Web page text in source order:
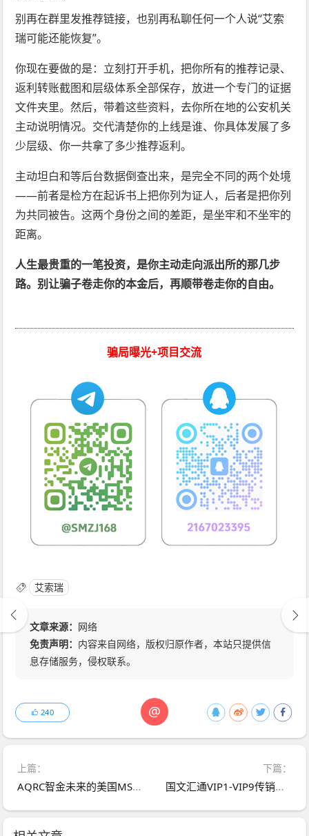
别再在群里发推荐链接，也别再私聊任何一个人说“艾索
瑞可能还能恢复”。
你现在要做的是：立刻打开手机，把你所有的推荐记录、
返利转账截图和层级体系全部保存，放进一个专门的证据
文件夹里。然后，带着这些资料，去你所在地的公安机关
主动说明情况。交代清楚你的上线是谁、你具体发展了多
少层级、你一共拿了多少推荐返利。
主动坦白和等后台数据倒查出来，是完全不同的两个处境
——前者是检方在起诉书上把你列为证人，后者是把你列
为共同被告。这两个身份之间的差距，是坐牢和不坐牢的
距离。
人生最贵重的一笔投资，是你主动走向派出所的那几步
路。别让骗子卷走你的本金后，再顺带卷走你的自由。
骗局曝光+项目交流
艾索瑞
文章来源： 网络
免责声明： 内容来自网络，版权归原作者，本站只提供信
息存储服务，侵权联系。
@
240
上篇：
AQRC智金未来的美国MSB牌照就是废纸一张！没有证监备案连个对公账户都不敢用
下篇：
国文汇通VIP1-VIP9传销体系实锤！拉人头抽佣20%，35万会员的金字塔正在崩塌